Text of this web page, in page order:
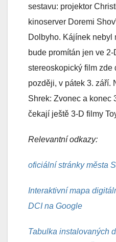
sestavu: projektor
kinoserver Doremi
Dolbyho. Kájínek nebyl
bude promítán jen ve
stereoskopický film zde
později, v pátek 3. září.
Shrek: Zvonec a konec
čekají ještě 3-D filmy
Relevantní odkazy:
oficiální stránky města
Interaktivní mapa
DCI na Google
Tabulka instalovaných